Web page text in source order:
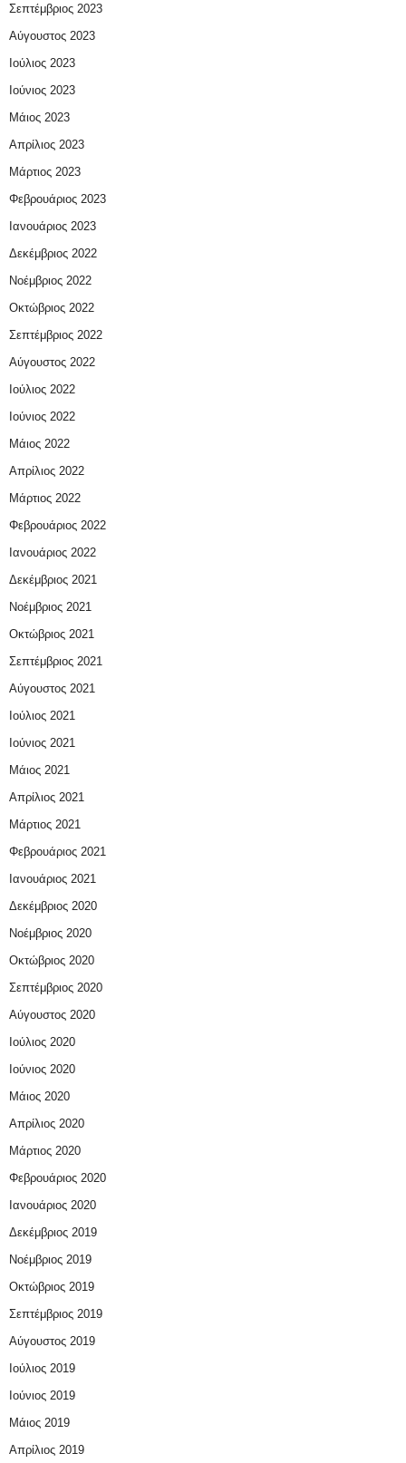
Σεπτέμβριος 2023
Αύγουστος 2023
Ιούλιος 2023
Ιούνιος 2023
Μάιος 2023
Απρίλιος 2023
Μάρτιος 2023
Φεβρουάριος 2023
Ιανουάριος 2023
Δεκέμβριος 2022
Νοέμβριος 2022
Οκτώβριος 2022
Σεπτέμβριος 2022
Αύγουστος 2022
Ιούλιος 2022
Ιούνιος 2022
Μάιος 2022
Απρίλιος 2022
Μάρτιος 2022
Φεβρουάριος 2022
Ιανουάριος 2022
Δεκέμβριος 2021
Νοέμβριος 2021
Οκτώβριος 2021
Σεπτέμβριος 2021
Αύγουστος 2021
Ιούλιος 2021
Ιούνιος 2021
Μάιος 2021
Απρίλιος 2021
Μάρτιος 2021
Φεβρουάριος 2021
Ιανουάριος 2021
Δεκέμβριος 2020
Νοέμβριος 2020
Οκτώβριος 2020
Σεπτέμβριος 2020
Αύγουστος 2020
Ιούλιος 2020
Ιούνιος 2020
Μάιος 2020
Απρίλιος 2020
Μάρτιος 2020
Φεβρουάριος 2020
Ιανουάριος 2020
Δεκέμβριος 2019
Νοέμβριος 2019
Οκτώβριος 2019
Σεπτέμβριος 2019
Αύγουστος 2019
Ιούλιος 2019
Ιούνιος 2019
Μάιος 2019
Απρίλιος 2019